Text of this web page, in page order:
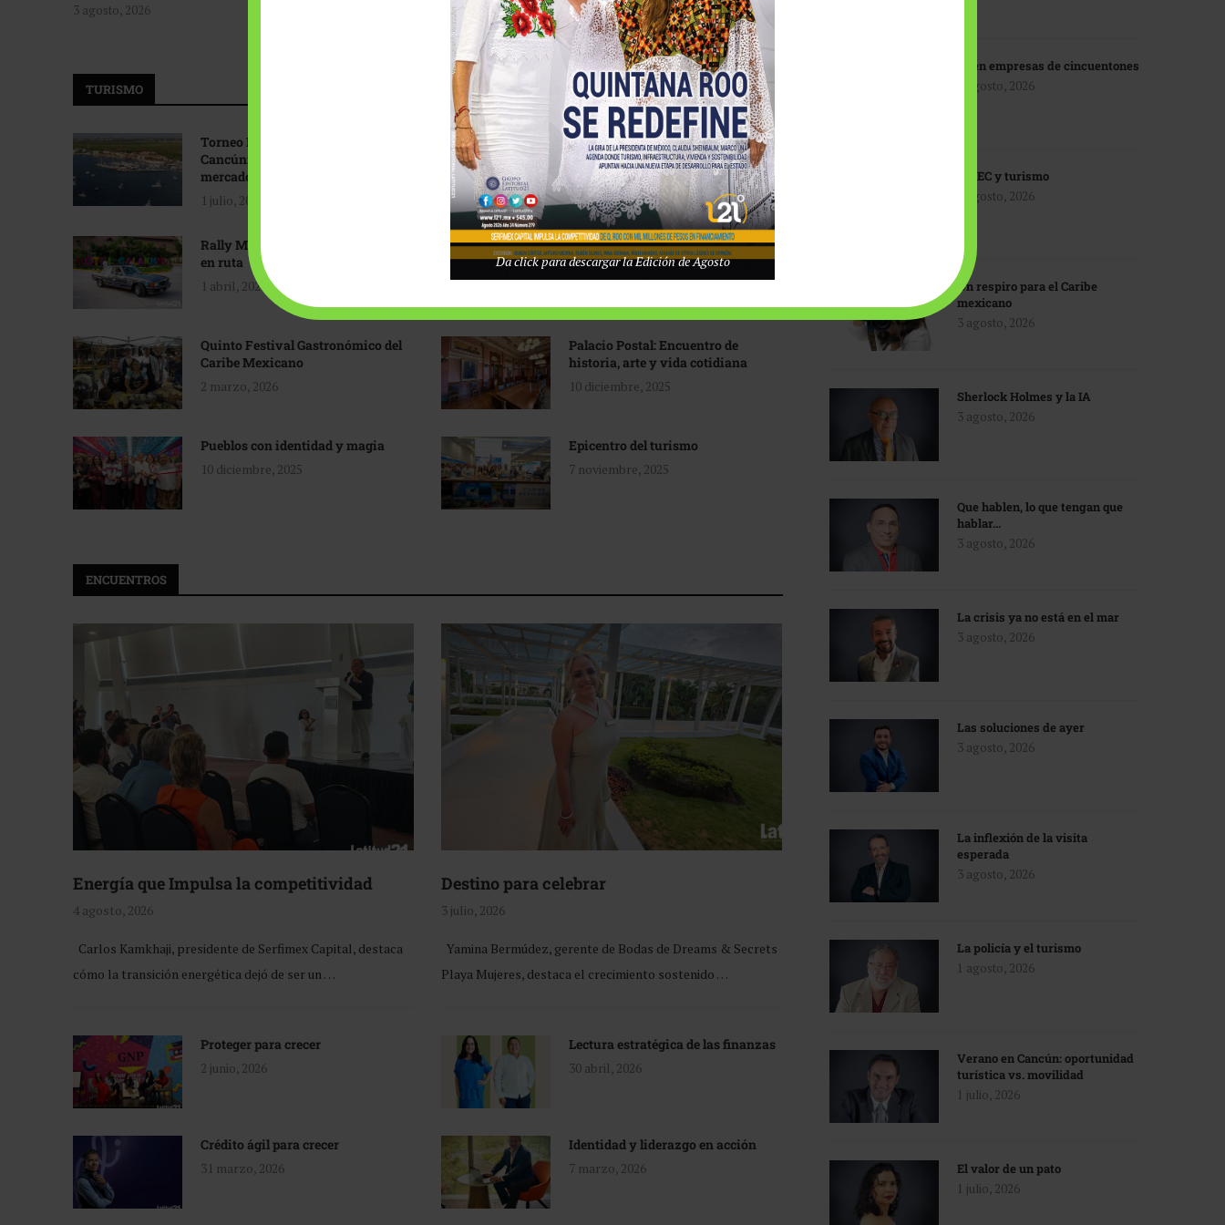
3 agosto, 2026
Tecnológico de Monterrey
3 agosto, 2026
TURISMO
Torneo Internacional de Pesca
Cancún: Navegando hacia nuevos
mercados
1 julio, 2026
Promoción turística con visión
1 abril, 2026
Rally Maya: Herencia automotriz
en ruta
1 abril, 2026
Industria global en
reconfiguración
31 marzo, 2026
Quinto Festival Gastronómico del
Caribe Mexicano
2 marzo, 2026
Palacio Postal: Encuentro de
historia, arte y vida cotidiana
10 diciembre, 2025
Pueblos con identidad y magia
10 diciembre, 2025
Epicentro del turismo
7 noviembre, 2025
ENCUENTROS
Energía que Impulsa la competitividad
4 agosto, 2026
Carlos Kamkhaji, presidente de Serfimex Capital, destaca
cómo la transición energética dejó de ser un …
Destino para celebrar
3 julio, 2026
Yamina Bermúdez, gerente de Bodas de Dreams & Secrets
Playa Mujeres, destaca el crecimiento sostenido …
Proteger para crecer
2 junio, 2026
Lectura estratégica de las finanzas
30 abril, 2026
Crédito ágil para crecer
31 marzo, 2026
Identidad y liderazgo en acción
7 marzo, 2026
IA en empresas de cincuentones
3 agosto, 2026
TMEC y turismo
3 agosto, 2026
Un respiro para el Caribe
mexicano
3 agosto, 2026
Sherlock Holmes y la IA
3 agosto, 2026
Que hablen, lo que tengan que
hablar…
3 agosto, 2026
La crisis ya no está en el mar
3 agosto, 2026
Las soluciones de ayer
3 agosto, 2026
La inflexión de la visita
esperada
3 agosto, 2026
La policía y el turismo
1 agosto, 2026
Verano en Cancún: oportunidad
turística vs. movilidad
1 julio, 2026
El valor de un pato
1 julio, 2026
Da click para descargar la Edición de Agosto